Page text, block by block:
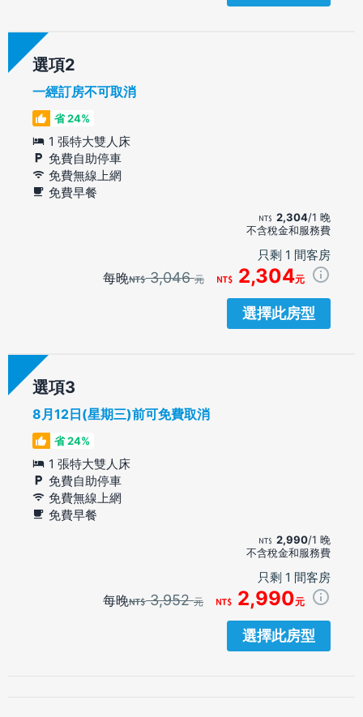
選項
一經訂房不可取消
省 24%
1 張特大雙人床
免費自助停車
免費無線上網
免費早餐
2,304/1 晚
不含稅金和服務費
只剩 1 間客房
每晚 3,046元 2,304元
選擇此房型
選項
8月12日(星期三)前可免費取消
省 24%
1 張特大雙人床
免費自助停車
免費無線上網
免費早餐
2,990/1 晚
不含稅金和服務費
只剩 1 間客房
每晚 3,952元 2,990元
選擇此房型